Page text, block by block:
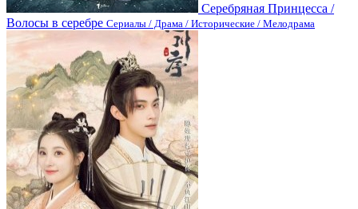
Серебряная Принцесса /
Волосы в серебре Сериалы / Драма / Исторические / Мелодрама